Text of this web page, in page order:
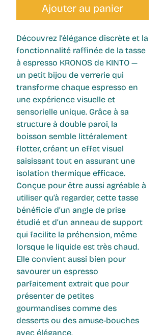
Ajouter au panier
Découvrez l’élégance discrète et la
fonctionnalité raffinée de la tasse
à espresso KRONOS de KINTO —
un petit bijou de verrerie qui
transforme chaque espresso en
une expérience visuelle et
sensorielle unique. Grâce à sa
structure à double paroi, la
boisson semble littéralement
flotter, créant un effet visuel
saisissant tout en assurant une
isolation thermique efficace.
Conçue pour être aussi agréable à
utiliser qu’à regarder, cette tasse
bénéficie d’un angle de prise
étudié et d’un anneau de support
qui facilite la préhension, même
lorsque le liquide est très chaud.
Elle convient aussi bien pour
savourer un espresso
parfaitement extrait que pour
présenter de petites
gourmandises comme des
desserts ou des amuse-bouches
avec élégance.